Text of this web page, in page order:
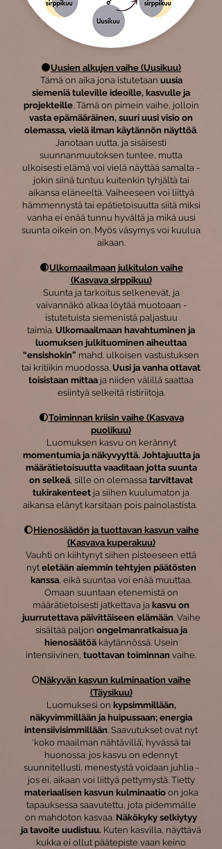
🌑Uusien alkujen vaihe (Uusikuu)
Tämä on aika jona istutetaan uusia
siemeniä tuleville ideoille, kasvulle ja
projekteille. Tämä on pimein vaihe, jolloin
vasta epämääräinen, suuri uusi visio on
olemassa, vielä ilman käytännön näyttöä.
Janotaan uutta, ja sisäisesti
suunnanmuutoksen tuntee, mutta
ulkoisesti elämä voi vielä näyttää samalta -
jokin siinä tuntuu kuitenkin tyhjältä tai
aikansa eläneeltä. Vaiheeseen voi liittyä
hämmennystä tai epätietoisuutta siitä miksi
vanha ei enää tunnu hyvältä ja mikä uusi
suunta oikein on. Myös väsymys voi kuulua
aikaan.
🌒Ulkomaailmaan julkitulon vaihe
(Kasvava sirppikuu)
Suunta ja tarkoitus selkenevät, ja
vaivannäkö alkaa löytää muotoaan -
istutetuista siemenistä paljastuu
taimia. Ulkomaailmaan havahtuminen ja
luomuksen julkituominen aiheuttaa
“ensishokin” mahd. ulkoisen vastustuksen
tai kritiikin muodossa. Uusi ja vanha ottavat
toisistaan mittaa ja niiden välillä saattaa
esiintyä selkeitä ristiriitoja.
🌓Toiminnan kriisin vaihe (Kasvava
puolikuu)
Luomuksen kasvu on kerännyt
momentumia ja näkyvyyttä. Johtajuutta ja
määrätietoisuutta vaaditaan jotta suunta
on selkeä, sille on olemassa tarvittavat
tukirakenteet ja siihen kuulumaton ja
aikansa elänyt karsitaan pois painolastista.
🌔Hienosäädön ja tuottavan kasvun vaihe
(Kasvava kuperakuu)
Vauhti on kiihtynyt siihen pisteeseen että
nyt eletään aiemmin tehtyjen päätösten
kanssa, eikä suuntaa voi enää muuttaa.
Omaan suuntaan etenemistä on
määrätietoisesti jatkettava ja kasvu on
juurrutettava päivittäiseen elämään. Vaihe
sisältää paljon ongelmanratkaisua ja
hienosäätöäkäytännössä. Usein
intensiivinen, tuottavan toiminnan vaihe.
🌕Näkyvän kasvun kulminaation vaihe
(Täysikuu)
Luomuksesi on kypsimmillään,
näkyvimmillään ja huipussaan; energia
intensiivisimmillään. Saavutukset ovat nyt
‘koko maailman nähtävillä’, hyvässä tai
huonossa: jos kasvu on edennyt
suunnitellusti, menestystä voidaan juhlia -
jos ei, aikaan voi liittyä pettymystä. Tietty
materiaalisen kasvun kulminaatioon joka
tapauksessa saavutettu, jota pidemmälle
on mahdoton kasvaa. Näkökyky selkiytyy
ja tavoite uudistuu. Kuten kasvilla, näyttävä
kukka ei ollut päätepiste vaan keino